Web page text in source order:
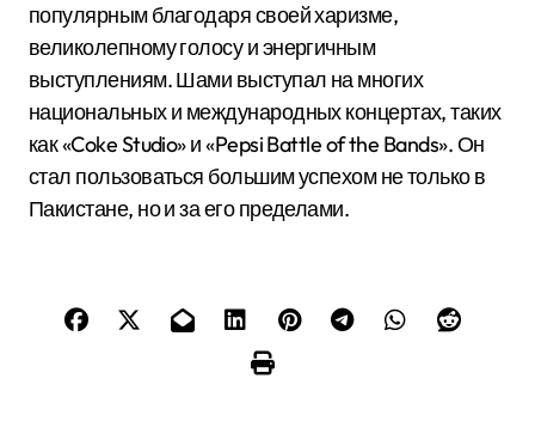
популярным благодаря своей харизме,
великолепному голосу и энергичным
выступлениям. Шами выступал на многих
национальных и международных концертах, таких
как «Coke Studio» и «Pepsi Battle of the Bands». Он
стал пользоваться большим успехом не только в
Пакистане, но и за его пределами.